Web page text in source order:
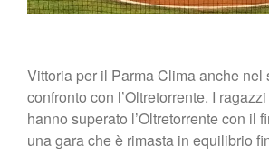
Vittoria per il Parma Clima anche nel
confronto con l’Oltretorrente. I
hanno superato l’Oltretorrente con il
una gara che è rimasta in equilibrio